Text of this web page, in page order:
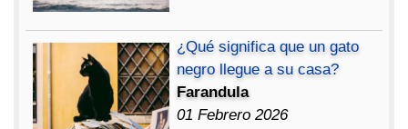
¿Qué significa que un gato
negro llegue a su casa?
Farandula
01 Febrero 2026